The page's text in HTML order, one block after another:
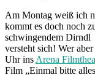
Am Montag weiß ich
kommt es doch noch
schwingendem Dirndl
versteht sich! Wer
Uhr ins Arena
Film „Einmal bitte